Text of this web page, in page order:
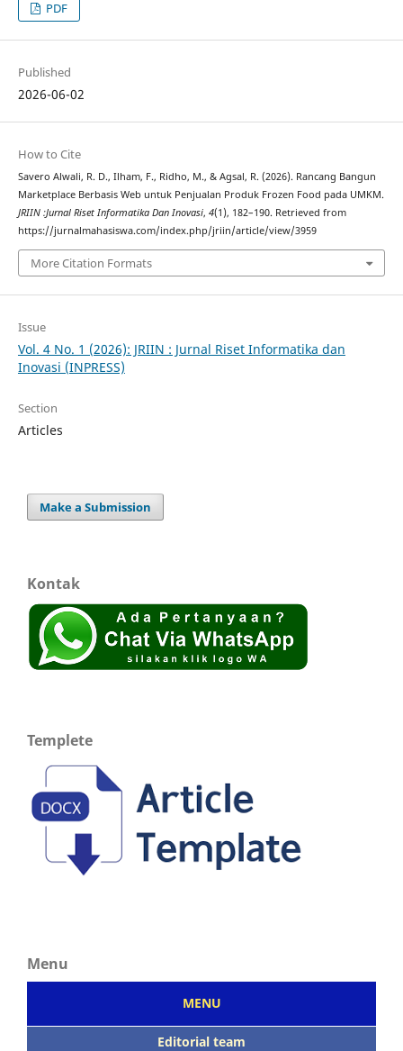
PDF
Published
2026-06-02
How to Cite
Savero Alwali, R. D., Ilham, F., Ridho, M., & Agsal, R. (2026). Rancang Bangun
Marketplace Berbasis Web untuk Penjualan Produk Frozen Food pada UMKM.
JRIIN :Jurnal Riset Informatika Dan Inovasi, 4(1), 182–190. Retrieved from
https://jurnalmahasiswa.com/index.php/jriin/article/view/3959
More Citation Formats
Issue
Vol. 4 No. 1 (2026): JRIIN : Jurnal Riset Informatika dan
Inovasi (INPRESS)
Section
Articles
Make a Submission
Kontak
Templete
Menu
MENU
Editorial team